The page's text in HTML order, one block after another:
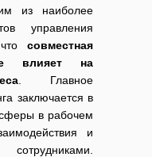
из наиболее
управления
совместная
влияет на
. Главное
заключается в
в рабочем
и